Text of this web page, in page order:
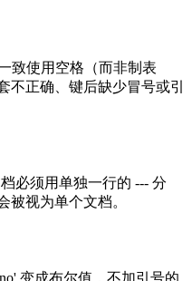
致使用空格（而非制表
不正确、键后缺少冒号或引
必须用单独一行的 --- 分
被视为单个文档。
变成布尔值，不加引号的